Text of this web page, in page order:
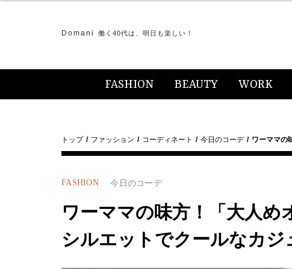
Domani 働く40代は、明日も楽しい！
FASHION BEAUTY WORK
トップ ファッション コーディネート 今日のコーデ ワーママの
FASHION 今日のコーデ
ワーママの味方！「大人め
シルエットでクールなカジ